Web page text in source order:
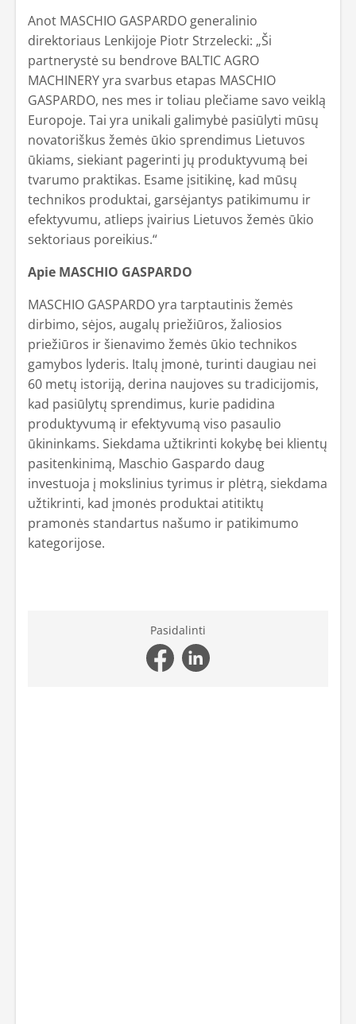
Anot MASCHIO GASPARDO generalinio
direktoriaus Lenkijoje Piotr Strzelecki: „Ši
partnerystė su bendrove BALTIC AGRO
MACHINERY yra svarbus etapas MASCHIO
GASPARDO, nes mes ir toliau plečiame savo veiklą
Europoje. Tai yra unikali galimybė pasiūlyti mūsų
novatoriškus žemės ūkio sprendimus Lietuvos
ūkiams, siekiant pagerinti jų produktyvumą bei
tvarumo praktikas. Esame įsitikinę, kad mūsų
technikos produktai, garsėjantys patikimumu ir
efektyvumu, atlieps įvairius Lietuvos žemės ūkio
sektoriaus poreikius.“
Apie MASCHIO GASPARDO
MASCHIO GASPARDO yra tarptautinis žemės
dirbimo, sėjos, augalų priežiūros, žaliosios
priežiūros ir šienavimo žemės ūkio technikos
gamybos lyderis. Italų įmonė, turinti daugiau nei
60 metų istoriją, derina naujoves su tradicijomis,
kad pasiūlytų sprendimus, kurie padidina
produktyvumą ir efektyvumą viso pasaulio
ūkininkams. Siekdama užtikrinti kokybę bei klientų
pasitenkinimą, Maschio Gaspardo daug
investuoja į mokslinius tyrimus ir plėtrą, siekdama
užtikrinti, kad įmonės produktai atitiktų
pramonės standartus našumo ir patikimumo
kategorijose.
Pasidalinti